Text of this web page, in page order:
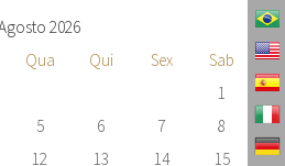
2026
Qua Qui Sex
Sab
1
5 6 7
8
12 13 14
15